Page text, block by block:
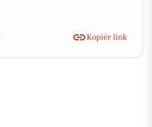
Kopiér link